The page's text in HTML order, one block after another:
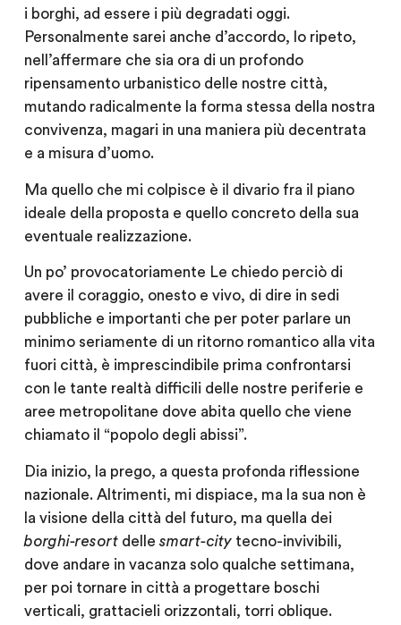
i borghi, ad essere i più degradati oggi.
Personalmente sarei anche d’accordo, lo ripeto,
nell’affermare che sia ora di un profondo
ripensamento urbanistico delle nostre città,
mutando radicalmente la forma stessa della nostra
convivenza, magari in una maniera più decentrata
e a misura d’uomo.
Ma quello che mi colpisce è il divario fra il piano
ideale della proposta e quello concreto della sua
eventuale realizzazione.
Un po’ provocatoriamente Le chiedo perciò di
avere il coraggio, onesto e vivo, di dire in sedi
pubbliche e importanti che per poter parlare un
minimo seriamente di un ritorno romantico alla vita
fuori città, è imprescindibile prima confrontarsi
con le tante realtà difficili delle nostre periferie e
aree metropolitane dove abita quello che viene
chiamato il “popolo degli abissi”.
Dia inizio, la prego, a questa profonda riflessione
nazionale. Altrimenti, mi dispiace, ma la sua non è
la visione della città del futuro, ma quella dei
borghi-resortdelle smart-citytecno-invivibili,
dove andare in vacanza solo qualche settimana,
per poi tornare in città a progettare boschi
verticali, grattacieli orizzontali, torri oblique.